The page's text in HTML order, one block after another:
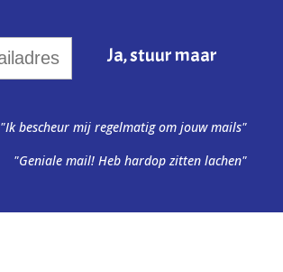
"Ik bescheur mij regelmatig om jouw mails"
"Geniale mail! Heb hardop zitten lachen"